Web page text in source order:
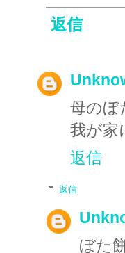
返信
母のぼ
我が家
返信
返信
ぼた